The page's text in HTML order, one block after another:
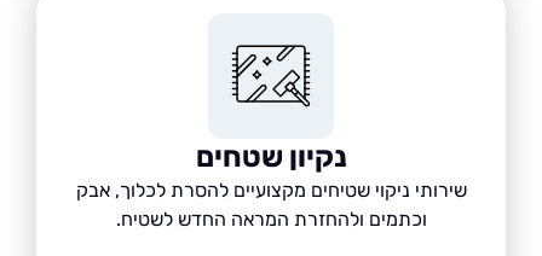
נקיון שטחים
שירותי ניקוי שטיחים מקצועיים להסרת לכלוך, אבק
וכתמים ולהחזרת המראה החדש לשטיח.